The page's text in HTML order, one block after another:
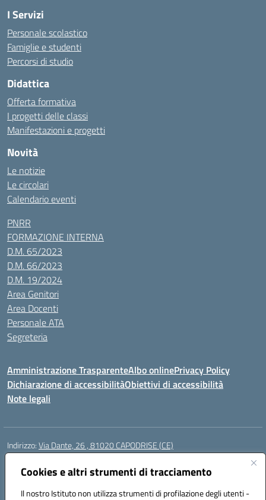
Cookies e altri strumenti di tracciamento
Il nostro Istituto non utilizza strumenti di profilazione degli utenti -
I Servizi
Personale scolastico
Famiglie e studenti
Percorsi di studio
Didattica
Offerta formativa
I progetti delle classi
Manifestazioni e progetti
Novità
Le notizie
Le circolari
Calendario eventi
PNRR
FORMAZIONE INTERNA
D.M. 65/2023
D.M. 66/2023
D.M. 19/2024
Area Genitori
Area Docenti
Personale ATA
Segreteria
Amministrazione TrasparenteAlbo onlinePrivacy Policy
Dichiarazione di accessibilitàObiettivi di accessibilità
Note legali
Indirizzo:Via Dante, 26 , 81020 CAPODRISE (CE)
Centralino:
Posta elettronica certificata (PEC):CEIC83000V@pec.istruzione.it
Codice fiscale: 80103200616